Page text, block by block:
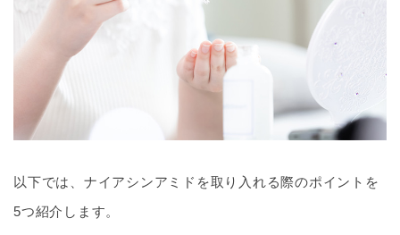
以下では、ナイアシンアミドを取り入れる際のポイントを
5つ紹介します。